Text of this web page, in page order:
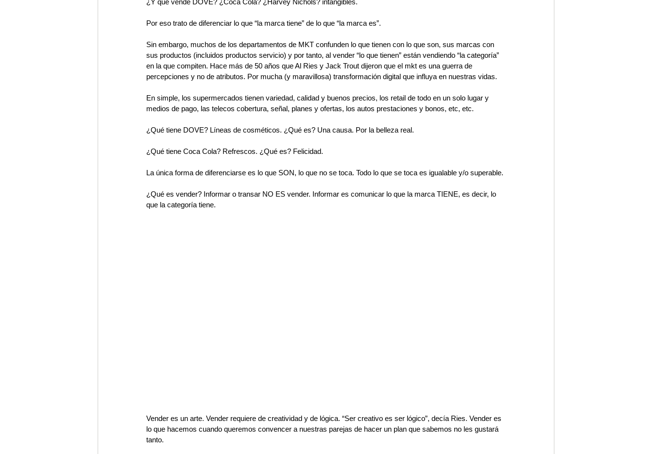
¿Y qué vende DOVE? ¿Coca Cola? ¿Harvey Nichols? intangibles.
Por eso trato de diferenciar lo que “la marca tiene” de lo que “la marca es”.
Sin embargo, muchos de los departamentos de MKT confunden lo que tienen con lo que son, sus marcas con
sus productos (incluidos productos servicio) y por tanto, al vender “lo que tienen” están vendiendo “la categoría”
en la que compiten. Hace más de 50 años que Al Ries y Jack Trout dijeron que el mkt es una guerra de
percepciones y no de atributos. Por mucha (y maravillosa) transformación digital que influya en nuestras vidas.
En simple, los supermercados tienen variedad, calidad y buenos precios, los retail de todo en un solo lugar y
medios de pago, las telecos cobertura, señal, planes y ofertas, los autos prestaciones y bonos, etc, etc.
¿Qué tiene DOVE? Líneas de cosméticos. ¿Qué es? Una causa. Por la belleza real.
¿Qué tiene Coca Cola? Refrescos. ¿Qué es? Felicidad.
La única forma de diferenciarse es lo que SON, lo que no se toca. Todo lo que se toca es igualable y/o superable.
¿Qué es vender? Informar o transar NO ES vender. Informar es comunicar lo que la marca TIENE, es decir, lo
que la categoría tiene.
Vender es un arte. Vender requiere de creatividad y de lógica. “Ser creativo es ser lógico”, decía Ries. Vender es
lo que hacemos cuando queremos convencer a nuestras parejas de hacer un plan que sabemos no les gustará
tanto.